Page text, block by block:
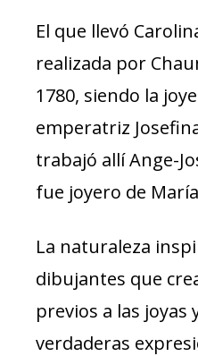
El que llevó
realizada por
1780, siendo la
emperatriz
trabajó allí Ange-
fue joyero de
La naturaleza
dibujantes que
previos a las joyas
verdaderas